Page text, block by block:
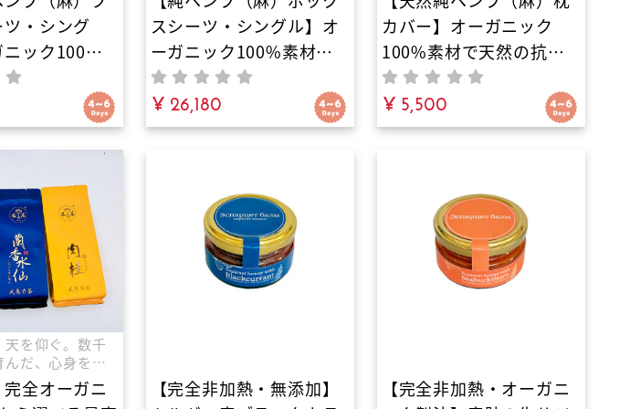
・シング
ック100%
具｜敷いて
上の涼感。
圧倒的な吸
菌力で夏の
エアコンの冷
の寝汗を一枚
ントロール！
眠時間をあな
スシーツ・シングル】オ
ーガニック100%素材の
安眠寝具｜菌を寄せ付け
ない高い結晶化度で、背
中の蒸れと全身の寝汗を
発散性と抗菌力で、睡眠
中の寝苦しさやマットレ
スのダニ・カビ・嫌な匂
いを根本から防ぐ
¥ 26,180
カバー】オーガニック
100%素材で天然の抗菌
力。化学繊維はもう卒業
｜日本の職人が織り上げ
る天然発酵糸の極上涼
うほど馴染む涼感で不眠
や寝苦しさを解消し深い
眠りをサポート
¥ 5,500
を仰ぐ。数千
だ、心身を整
完全オーガニ
【完全非加熱・無添加】
【完全非加熱・オーガニ